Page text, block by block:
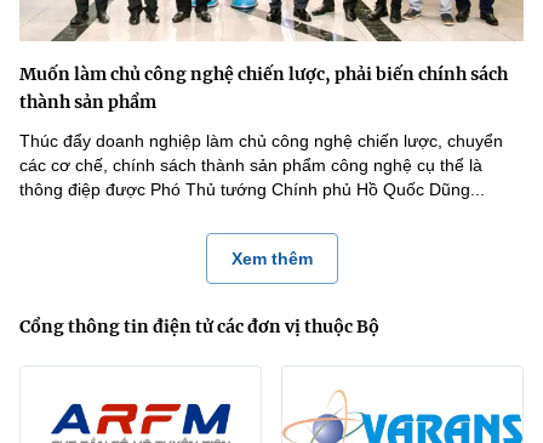
Muốn làm chủ công nghệ chiến lược, phải biến chính sách
thành sản phẩm
Thúc đẩy doanh nghiệp làm chủ công nghệ chiến lược, chuyển
các cơ chế, chính sách thành sản phẩm công nghệ cụ thể là
thông điệp được Phó Thủ tướng Chính phủ Hồ Quốc Dũng...
Xem thêm
Cổng thông tin điện tử các đơn vị thuộc Bộ